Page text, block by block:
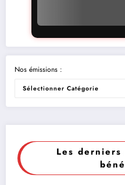
Nos émissions :
Les derniers